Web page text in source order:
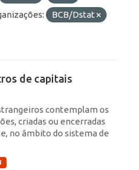
BCB/Dstat
de capitais
contemplam os
criadas ou encerradas
no âmbito do sistema de